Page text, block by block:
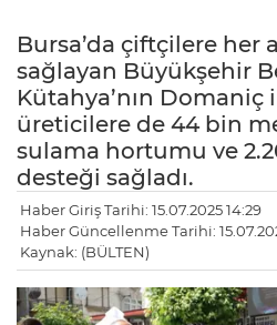
Bursa’da çiftçilere her
sağlayan Büyükşehir
Kütahya’nın Domaniç
üreticilere de 44 bin
sulama hortumu ve
desteği sağladı.
Haber Giriş Tarihi: 15.07.2025 14:29
Haber Güncellenme Tarihi:
Kaynak: (BÜLTEN)